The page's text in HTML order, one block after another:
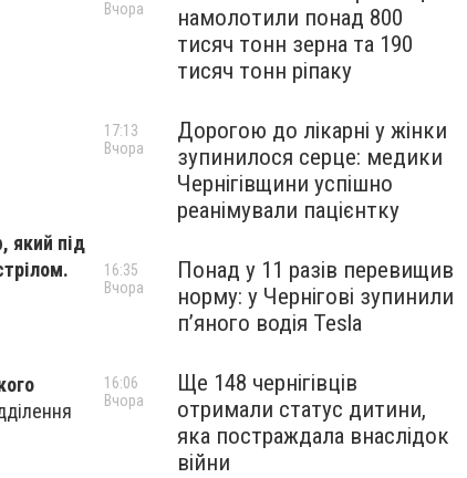
який під
намолотили понад 800
тисяч тонн зерна та 190
тисяч тонн ріпаку
Вчора
Дорогою до лікарні у жінки
зупинилося серце: медики
Чернігівщини успішно
реанімували пацієнтку
17:13
Вчора
Понад у 11 разів перевищив
норму: у Чернігові зупинили
пʼяного водія Tesla
16:35
Вчора
Ще 148 чернігівців
отримали статус дитини,
яка постраждала внаслідок
війни
16:06
Вчора